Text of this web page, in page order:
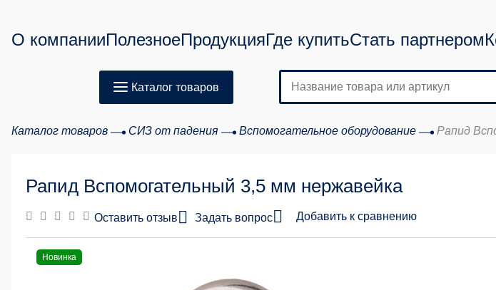
О компанииПолезноеПродукцияГде купитьСтать партнером
Каталог товаров
Каталог товаров СИЗ от падения Вспомогательное оборудование Рапид
Рапид Вспомогательный 3,5 мм нержавейка
Оставить отзыв Задать вопрос Добавить к сравнению
Новинка